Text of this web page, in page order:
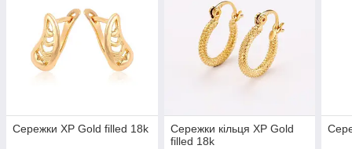
Сережки ХР Gold filled 18k
Сережки кільця ХР Gold
filled 18k